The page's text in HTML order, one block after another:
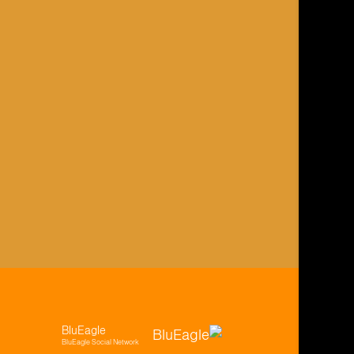
BluEagle
BluEagle Social Network